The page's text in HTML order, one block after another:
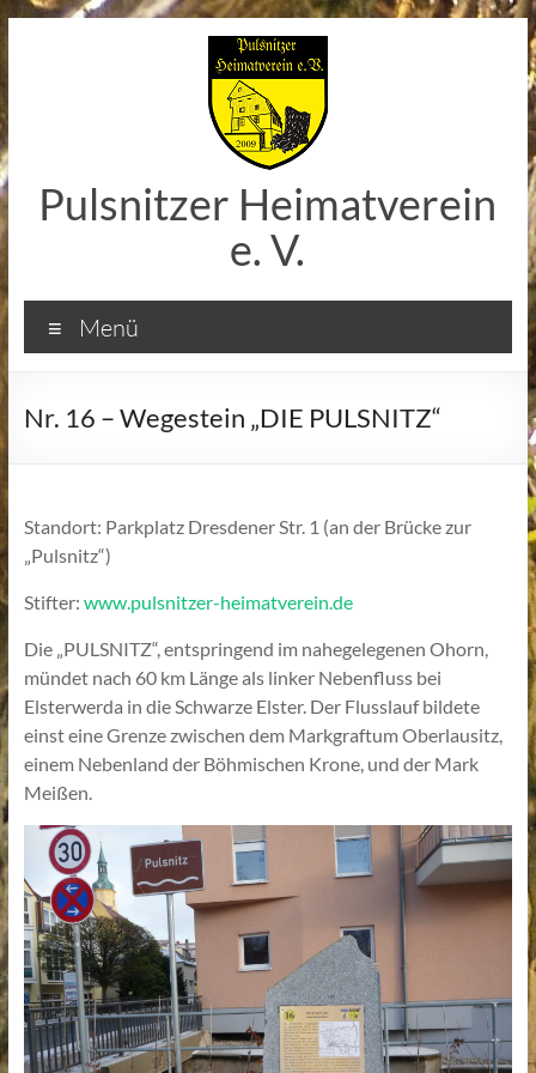
Pulsnitzer Heimatverein
e. V.
Menü
Nr. 16 – Wegestein „DIE PULSNITZ“
Standort: Parkplatz Dresdener Str. 1 (an der Brücke zur
„Pulsnitz“)
Stifter: www.pulsnitzer-heimatverein.de
Die „PULSNITZ“, entspringend im nahegelegenen Ohorn,
mündet nach 60 km Länge als linker Nebenfluss bei
Elsterwerda in die Schwarze Elster. Der Flusslauf bildete
einst eine Grenze zwischen dem Markgraftum Oberlausitz,
einem Nebenland der Böhmischen Krone, und der Mark
Meißen.